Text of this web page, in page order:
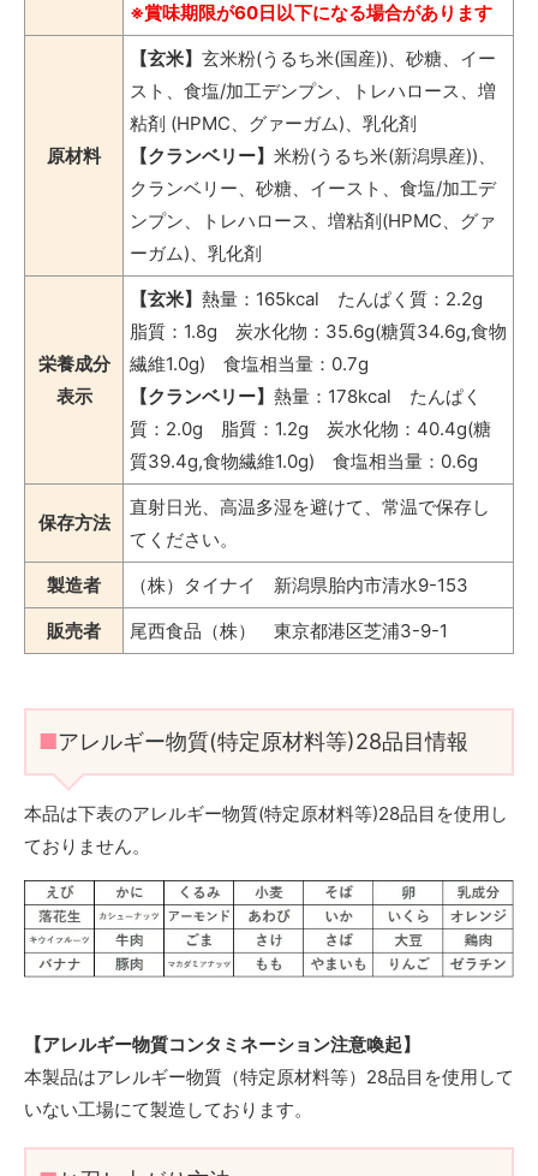
※賞味期限が60日以下になる場合があります
原材料
【玄米】 玄米粉(うるち米(国産))、砂糖、イー
スト、食塩/加工デンプン、トレハロース、増
粘剤 (HPMC、グァーガム)、乳化剤
【クランベリー】 米粉(うるち米(新潟県産))、
クランベリー、砂糖、イースト、食塩/加工デ
ンプン、トレハロース、増粘剤(HPMC、グァ
ーガム)、乳化剤
栄養成分
表示
【玄米】 熱量：165kcal たんぱく質：2.2g
脂質：1.8g 炭水化物：35.6g(糖質34.6g,食物
繊維1.0g) 食塩相当量：0.7g
【クランベリー】 熱量：178kcal たんぱく
質：2.0g 脂質：1.2g 炭水化物：40.4g(糖
質39.4g,食物繊維1.0g) 食塩相当量：0.6g
保存方法
直射日光、高温多湿を避けて、常温で保存し
てください。
製造者
（株）タイナイ 新潟県胎内市清水9-153
販売者
尾西食品（株） 東京都港区芝浦3-9-1
■アレルギー物質(特定原材料等)28品目情報
本品は下表のアレルギー物質(特定原材料等)28品目を使用し
ておりません。
【アレルギー物質コンタミネーション注意喚起】
本製品はアレルギー物質（特定原材料等）28品目を使用して
いない工場にて製造しております。